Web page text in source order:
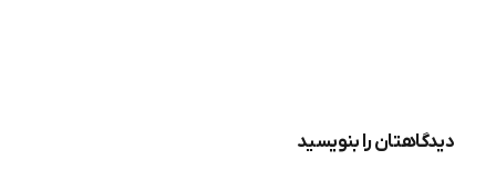
دیدگاهتان را بنویسید